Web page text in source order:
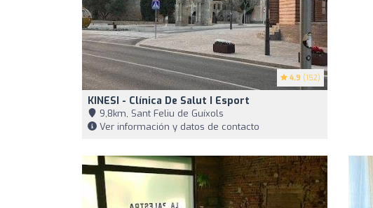
4.9 (152)
KINESI - Clínica De Salut I Esport
9,8km, Sant Feliu de Guíxols
Ver información y datos de contacto